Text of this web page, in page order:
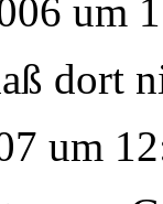
um
dort
um